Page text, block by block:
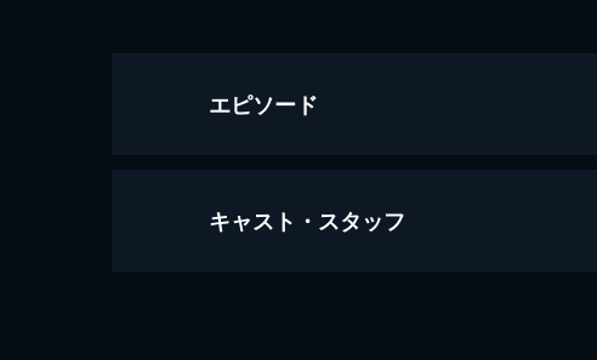
エピソード
灰toダイヤモンド(Promotion Edit)
キャスト・スタッフ